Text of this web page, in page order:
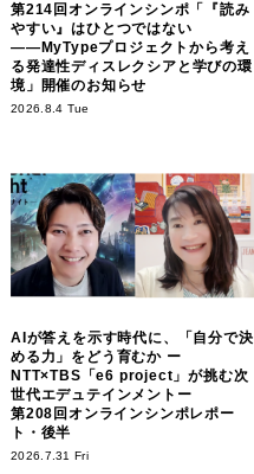
第214回オンラインシンポ「『読み
やすい』はひとつではない
――MyTypeプロジェクトから考え
る発達性ディスレクシアと学びの環
境」開催のお知らせ
2026.8.4 Tue
AIが答えを示す時代に、「自分で決
める力」をどう育むか ー
NTT×TBS「e6 project」が挑む次
世代エデュテインメントー
第208回オンラインシンポレポー
ト・後半
2026.7.31 Fri